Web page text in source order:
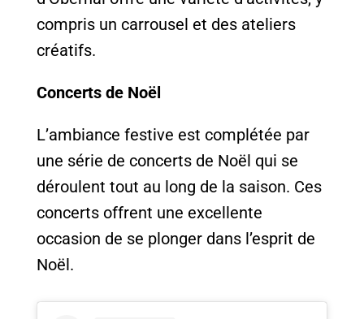
compris un carrousel et des ateliers
créatifs.
Concerts de Noël
L’ambiance festive est complétée par
une série de concerts de Noël qui se
déroulent tout au long de la saison. Ces
concerts offrent une excellente
occasion de se plonger dans l’esprit de
Noël.